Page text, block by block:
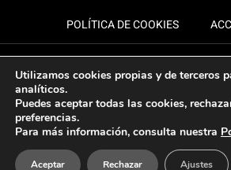
POLÍTICA DE COOKIES
Utilizamos cookies propias y de terceros
analíticos.
Puedes aceptar todas las cookies,
preferencias.
Para más información, consulta nuestra
Aceptar Rechazar Ajustes